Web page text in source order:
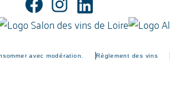
avec modération. Règlement des vins